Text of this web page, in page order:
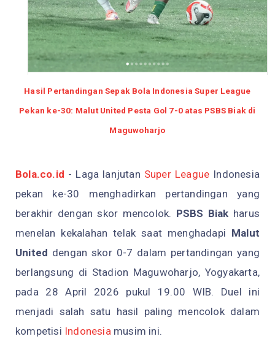
Hasil Pertandingan Sepak Bola Indonesia Super League
Pekan ke-30: Malut United Pesta Gol 7-0 atas PSBS Biak di
Maguwoharjo
Bola.co.id - Laga lanjutan Super League Indonesia
pekan ke-30 menghadirkan pertandingan yang
berakhir dengan skor mencolok. PSBS Biak harus
menelan kekalahan telak saat menghadapi Malut
United dengan skor 0-7 dalam pertandingan yang
berlangsung di Stadion Maguwoharjo, Yogyakarta,
pada 28 April 2026 pukul 19.00 WIB. Duel ini
menjadi salah satu hasil paling mencolok dalam
kompetisi Indonesiamusim ini.